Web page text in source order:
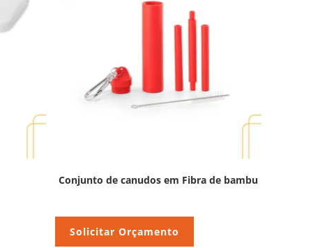
Conjunto de canudos em Fibra de bambu
Solicitar Orçamento